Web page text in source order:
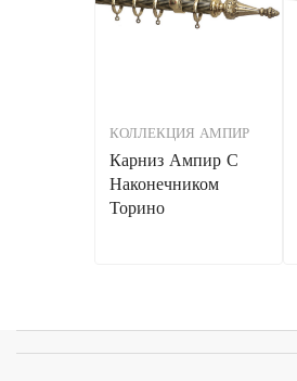
КОЛЛЕКЦИЯ АМПИР
Карниз Ампир С
Наконечником
Торино